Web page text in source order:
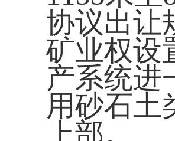
协议出让
矿业权设
产系统进
用砂石土
上部。